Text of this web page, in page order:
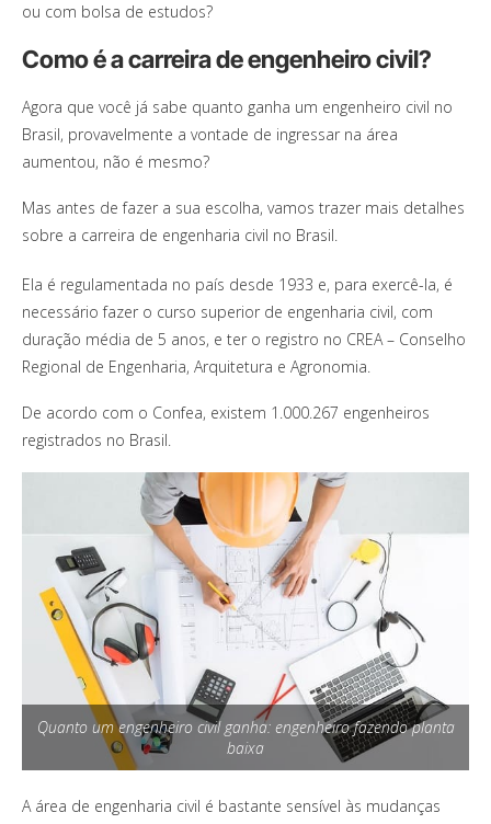
ou com bolsa de estudos?
Como é a carreira de engenheiro civil?
Agora que você já sabe quanto ganha um engenheiro civil no
Brasil, provavelmente a vontade de ingressar na área
aumentou, não é mesmo?
Mas antes de fazer a sua escolha, vamos trazer mais detalhes
sobre a carreira de engenharia civil no Brasil.
Ela é regulamentada no país desde 1933 e, para exercê-la, é
necessário fazer o curso superior de engenharia civil, com
duração média de 5 anos, e ter o registro no CREA – Conselho
Regional de Engenharia, Arquitetura e Agronomia.
De acordo com o Confea, existem 1.000.267 engenheiros
registrados no Brasil.
Quanto um engenheiro civil ganha: engenheiro fazendo planta
baixa
A área de engenharia civil é bastante sensível às mudanças